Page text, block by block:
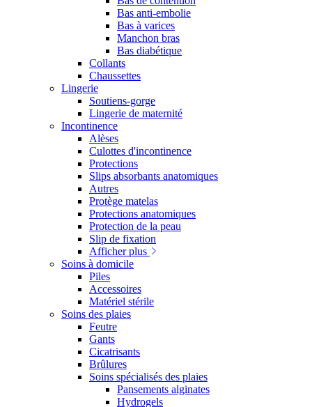
Bas anti-embolie
Bas à varices
Manchon bras
Bas diabétique
Collants
Chaussettes
Lingerie
Soutiens-gorge
Lingerie de maternité
Incontinence
Alèses
Culottes d'incontinence
Protections
Slips absorbants anatomiques
Autres
Protège matelas
Protections anatomiques
Protection de la peau
Slip de fixation
Afficher plus
Soins à domicile
Piles
Accessoires
Matériel stérile
Soins des plaies
Feutre
Gants
Cicatrisants
Brûlures
Soins spécialisés des plaies
Pansements alginates
Hydrogels